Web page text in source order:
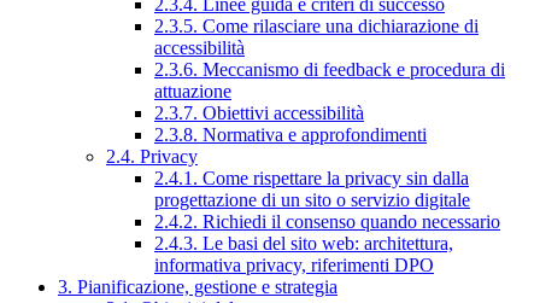
2.3.5. Come rilasciare una dichiarazione di
accessibilità
2.3.6. Meccanismo di feedback e procedura di
attuazione
2.3.7. Obiettivi accessibilità
2.3.8. Normativa e approfondimenti
2.4. Privacy
2.4.1. Come rispettare la privacy sin dalla
progettazione di un sito o servizio digitale
2.4.2. Richiedi il consenso quando necessario
2.4.3. Le basi del sito web: architettura,
informativa privacy, riferimenti DPO
3. Pianificazione, gestione e strategia